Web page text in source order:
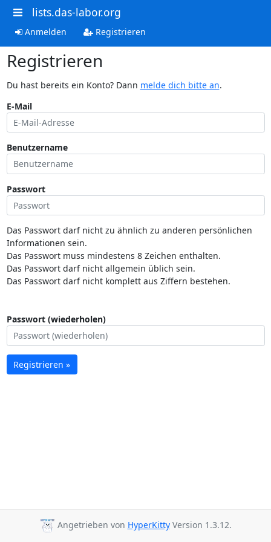
lists.das-labor.org
Anmelden Registrieren
Registrieren
Du hast bereits ein Konto? Dann melde dich bitte an.
E-Mail
Benutzername
Passwort
Das Passwort darf nicht zu ähnlich zu anderen persönlichen
Informationen sein.
Das Passwort muss mindestens 8 Zeichen enthalten.
Das Passwort darf nicht allgemein üblich sein.
Das Passwort darf nicht komplett aus Ziffern bestehen.
Passwort (wiederholen)
Registrieren »
Angetrieben von HyperKittyVersion 1.3.12.